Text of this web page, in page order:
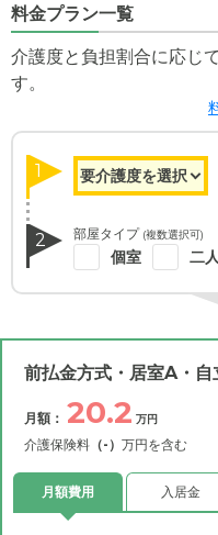
料金プラン一覧
介護度と負担割合に応じ
す。
1
2 部屋タイプ (複数選択可)
個室 二
前払金方式・居室A・自
月額： 20.2 万円
介護保険料 （-） 万円を含む
月額費用 入居金